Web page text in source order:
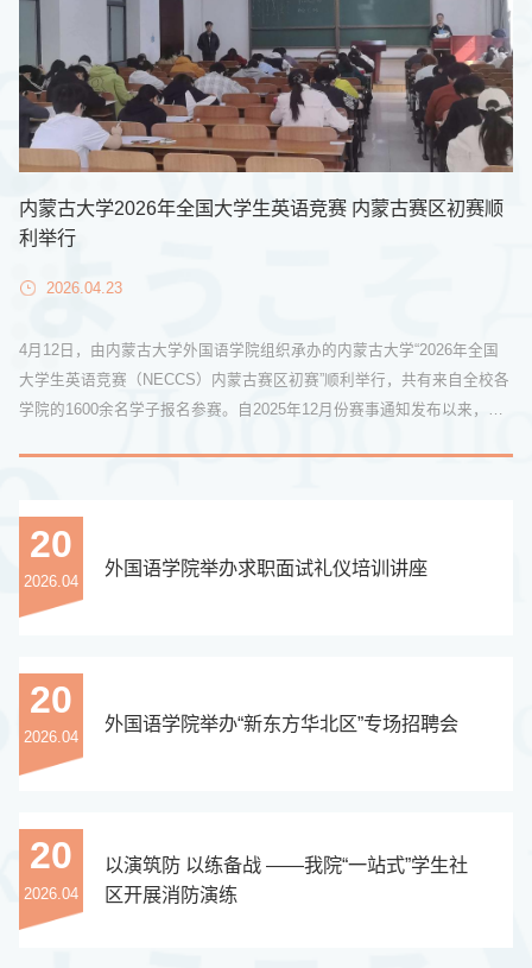
内蒙古大学2026年全国大学生英语竞赛 内蒙古赛区初赛顺
利举行
2026.04.23
4月12日，由内蒙古大学外国语学院组织承办的内蒙古大学“2026年全国
大学生英语竞赛（NECCS）内蒙古赛区初赛”顺利举行，共有来自全校各
学院的1600余名学子报名参赛。自2025年12月份赛事通知发布以来，学
成绩已正式公布，...
20
2026.04
外国语学院举办求职面试礼仪培训讲座
20
2026.04
外国语学院举办“新东方华北区”专场招聘会
20
2026.04
以演筑防 以练备战 ——我院“一站式”学生社
区开展消防演练